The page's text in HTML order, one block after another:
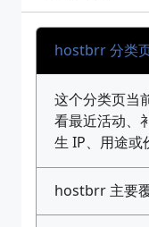
hostbrr 分类
这个分类页当
看最近活动、
生 IP、用途或
hostbrr 主要